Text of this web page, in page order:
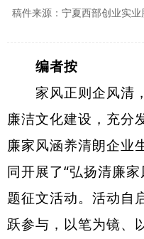
稿件来源：宁夏西部创业实业
编者按
家风正则企风清，
廉洁文化建设，充分
廉家风涵养清朗企业
同开展了“弘扬清廉
题征文活动。活动自
跃参与，以笔为镜、